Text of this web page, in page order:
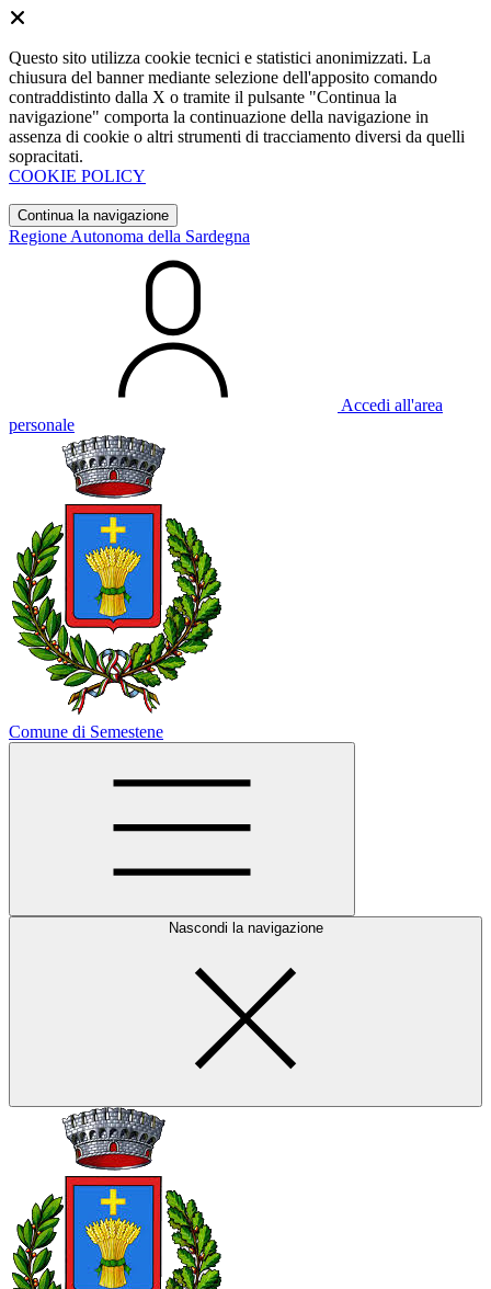
Questo sito utilizza cookie tecnici e statistici anonimizzati. La
chiusura del banner mediante selezione dell'apposito comando
contraddistinto dalla X o tramite il pulsante "Continua la
navigazione" comporta la continuazione della navigazione in
assenza di cookie o altri strumenti di tracciamento diversi da quelli
sopracitati.
COOKIE POLICY
Continua la navigazione
Regione Autonoma della Sardegna
Accedi all'area
personale
Comune di Semestene
Nascondi la navigazione